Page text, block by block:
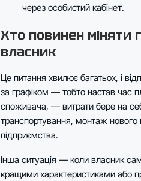
через особистий кабінет.
Хто повинен міняти
власник
Це питання хвилює багатьох, і
за графіком — тобто настав час
споживача, — витрати бере на
транспортування, монтаж
підприємства.
Інша ситуація — коли власник
кращими характеристиками або